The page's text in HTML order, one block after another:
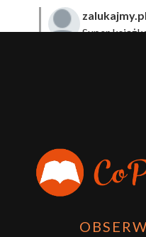
zalukajmy.pl
Super
książki skoro czyta
Planer Książkary – ten
książkoholik!
8